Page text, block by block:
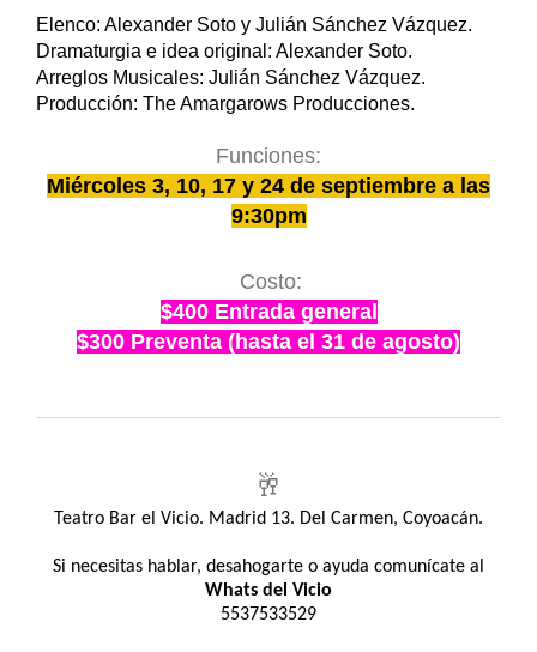
Elenco: Alexander Soto y Julián Sánchez Vázquez.
Dramaturgia e idea original: Alexander Soto.
Arreglos Musicales: Julián Sánchez Vázquez.
Producción: The Amargarows Producciones.
Funciones:
Miércoles 3, 10, 17 y 24 de septiembre a las
9:30pm
Costo:
$400 Entrada general
$300 Preventa (hasta el 31 de agosto)
🥂
Teatro Bar el Vicio. Madrid 13. Del Carmen, Coyoacán.
Si necesitas hablar, desahogarte o ayuda comunícate al
Whats del Vicio
5537533529